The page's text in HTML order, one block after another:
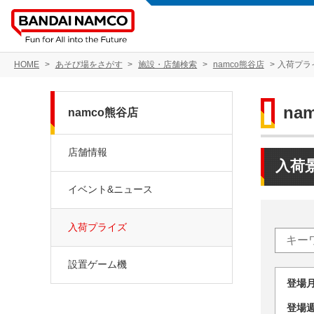
HOME あそび場をさがす 施設・店舗検索 namco熊谷店 入荷プラ
入荷
登
登
namco熊谷店
店舗情報
イベント&ニュース
入荷プライズ
設置ゲーム機